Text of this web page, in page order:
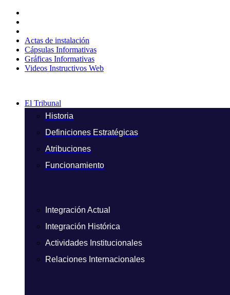
contenido
Actas de instalación
Cápsulas Informativas
Gráficas Informativas
Videos Instructivos Web
El Tribunal
Historia
Definiciones Estratégicas
Atribuciones
Funcionamiento
Integración Actual
Integración Histórica
Actividades Institucionales
Relaciones Internacionales